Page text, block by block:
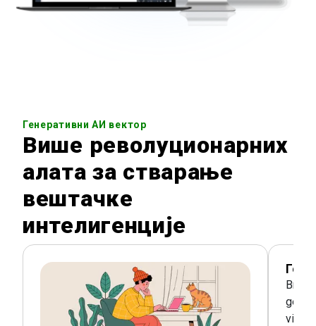
Генеративни АИ вектор
Више револуционарних
алата за стварање
вештачке
интелигенције
Brzo